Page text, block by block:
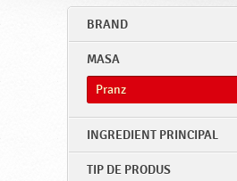
Polski
Deutsch
BRAND
MASA
Pranz
INGREDIENT PRINCIPAL
TIP DE PRODUS